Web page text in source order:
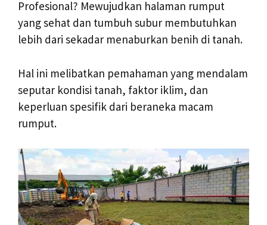
Profesional? Mewujudkan halaman rumput
yang sehat dan tumbuh subur membutuhkan
lebih dari sekadar menaburkan benih di tanah.
Hal ini melibatkan pemahaman yang mendalam
seputar kondisi tanah, faktor iklim, dan
keperluan spesifik dari beraneka macam
rumput.